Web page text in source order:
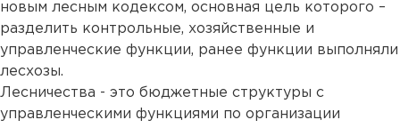
новым лесным кодексом, основная цель которого –
разделить контрольные, хозяйственные и
управленческие функции, ранее функции выполняли
лесхозы.
Лесничества - это бюджетные структуры с
управленческими функциями по организации